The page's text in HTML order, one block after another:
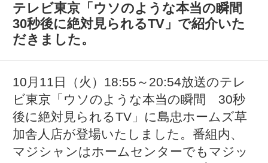
テレビ東京「ウソのような本当の瞬間
30秒後に絶対見られるTV」で紹介いた
だきました。
10月11日（火）18:55～20:54放送のテレ
ビ東京「ウソのような本当の瞬間 30秒
後に絶対見られるTV」に島忠ホームズ草
加舎人店が登場いたしました。番組内、
マジシャンはホームセンターでもマジッ